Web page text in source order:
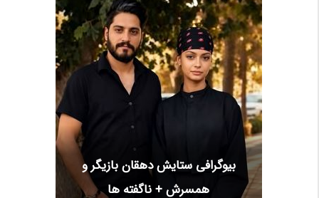
بیوگرافی ستایش دهقان بازیگر و
همسرش + ناگفته ها